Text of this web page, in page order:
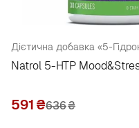
Natrol 5-HTP
591₴636₴